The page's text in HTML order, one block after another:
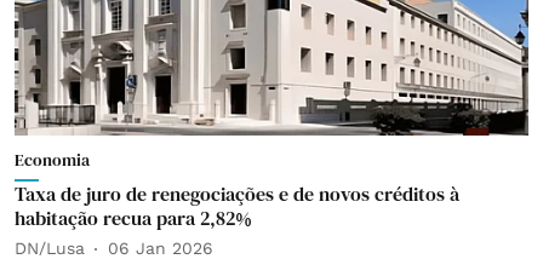
Economia
Taxa de juro de renegociações e de novos créditos à
habitação recua para 2,82%
DN/Lusa 06 Jan 2026